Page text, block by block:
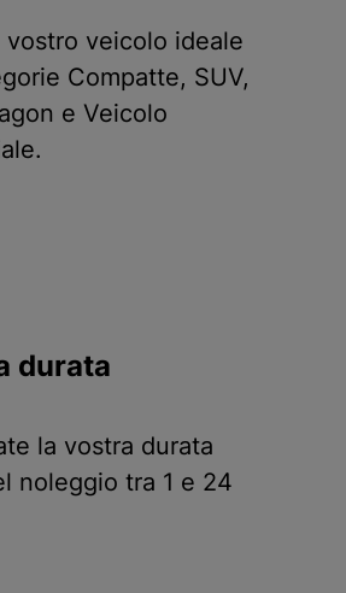
vostro veicolo ideale
Compatte, SUV,
e Veicolo
durata
la vostra durata
noleggio tra 1 e 24